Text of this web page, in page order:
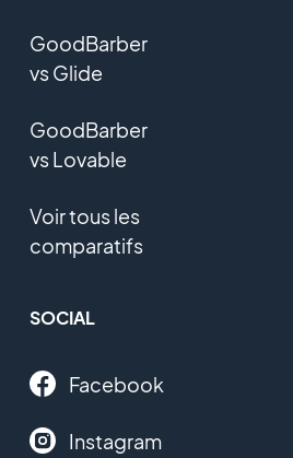
GoodBarber
vs Glide
GoodBarber
vs Lovable
Voir tous les
comparatifs
SOCIAL
Facebook
Instagram